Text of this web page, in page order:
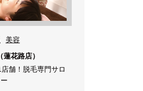
美容
花路店）
舗！脱毛専門サロ